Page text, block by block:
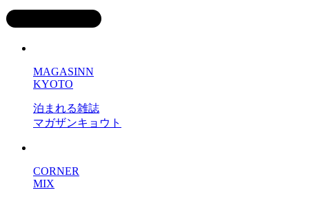
MAGASINN
KYOTO
泊まれる雑誌
マガザンキョウト
CORNER
MIX